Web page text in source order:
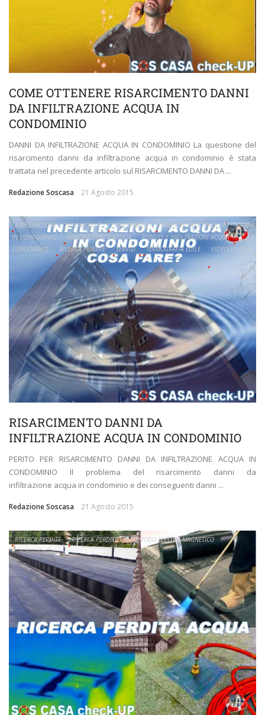
COME OTTENERE RISARCIMENTO DANNI
DA INFILTRAZIONE ACQUA IN
CONDOMINIO
DANNI DA INFILTRAZIONE ACQUA IN CONDOMINIO La questione del
risarcimento danni da infiltrazione acqua in condominio è stata
trattata nel precedente articolo sul RISARCIMENTO DANNI DA ...
Redazione Soscasa 21 Agosto 2015
ASSICURAZIONE CONDOMINIALE CONDOMINIO DANNI DA INFILTRAZIONI
DANNI
IN CONDOMINIO
INFILTRAZIONI D'ACQUA
PERDITE E INFILTRAZIONI ACQUA
CONDOMINIO
RICERCA PERDITE SERVIZI TERMOGRAFIA EDILE VIDEOISPEZIONI
RISARCIMENTO DANNI DA
INFILTRAZIONE ACQUA IN CONDOMINIO
PERITO PER RISARCIMENTO DANNI DA INFILTRAZIONE ACQUA IN
CONDOMINIO Il problema del risarcimento danni da
infiltrazione acqua in condominio e dei conseguenti danni ...
Redazione Soscasa 21 Agosto 2015
RICERCA PERDITE RICERCA PERDITE CON METODO ELETTRO MAGNETICO